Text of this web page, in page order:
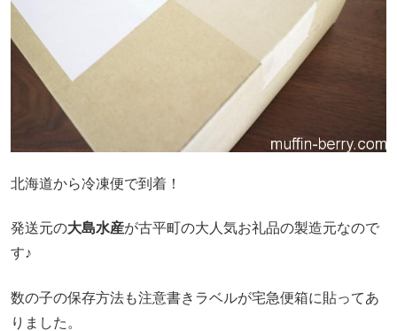
北海道から冷凍便で到着！
発送元の大島水産が古平町の大人気お礼品の製造元なので
す♪
数の子の保存方法も注意書きラベルが宅急便箱に貼ってあ
りました。